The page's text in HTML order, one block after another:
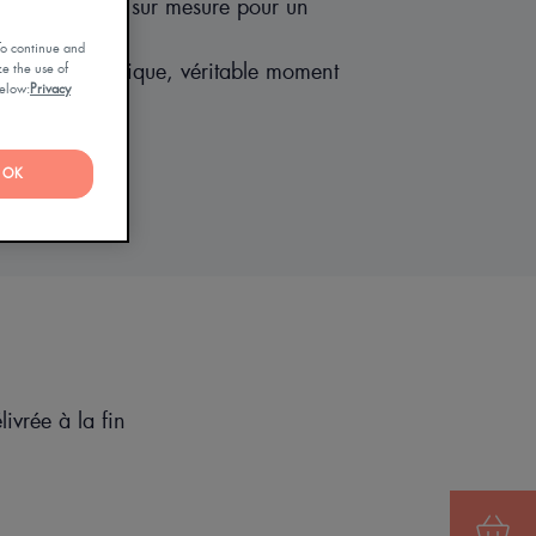
entièrement sur mesure pour un
besoins.
un soin unique, véritable moment
l’esprit.
à la fin
continue and
the use of
Privacy
OK